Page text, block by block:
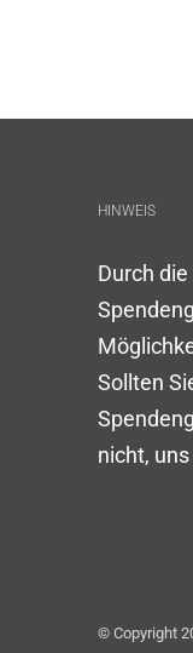
HINWEIS
Durch
Sollten
nicht,
© Copyright